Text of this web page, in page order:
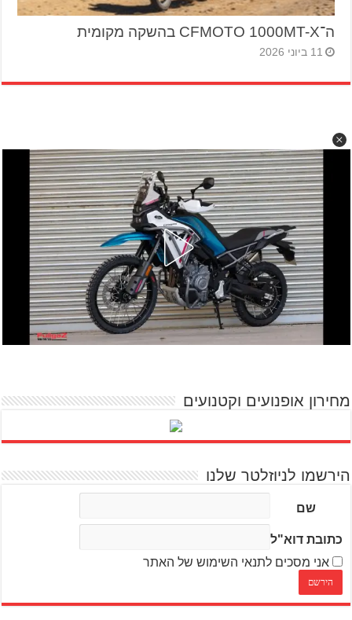
ה־CFMOTO 1000MT-X בהשקה מקומית
11 ביוני 2026
מחירון אופנועים וקטנועים
הירשמו לניוזלטר שלנו
שם
כתובת דוא"ל
אני מסכים לתנאי השימוש של האתר